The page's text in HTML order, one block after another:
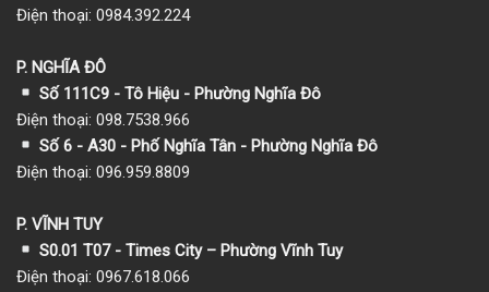
Điện thoại: 0984.392.224
P. NGHĨA ĐÔ
Số 111C9 - Tô Hiệu - Phường Nghĩa Đô
Điện thoại: 098.7538.966
Số 6 - A30 - Phố Nghĩa Tân - Phường Nghĩa Đô
Điện thoại: 096.959.8809
P. VĨNH TUY
S0.01 T07 - Times City – Phường Vĩnh Tuy
Điện thoại: 0967.618.066